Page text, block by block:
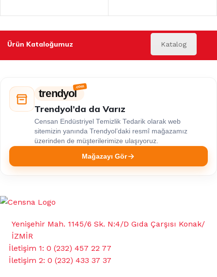
Ürün Kataloğumuz Katalog
trendyol
Trendyol’da da Varız
Censan Endüstriyel Temizlik Tedarik olarak web
sitemizin yanında Trendyol’daki resmî mağazamız
üzerinden de müşterilerimize ulaşıyoruz.
Mağazayı Gör
Yenişehir Mah. 1145/6 Sk. N:4/D Gıda Çarşısı Konak/
İZMİR
İletişim 1: 0 (232) 457 22 77
İletişim 2: 0 (232) 433 37 37